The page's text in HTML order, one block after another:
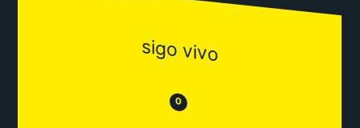
sigo vivo
😒 0 😂